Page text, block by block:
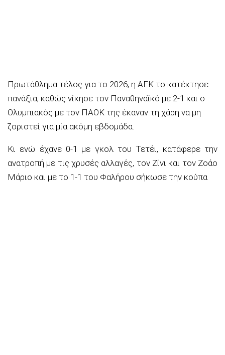
Πρωτάθλημα τέλος για το 2026, η ΑΕΚ το κατέκτησε
πανάξια, καθώς νίκησε τον Παναθηναϊκό με 2-1 και ο
Ολυμπιακός με τον ΠΑΟΚ της έκαναν τη χάρη να μη
ζοριστεί για μία ακόμη εβδομάδα.
Κι ενώ έχανε 0-1 με γκολ του Τετέι, κατάφερε την
ανατροπή με τις χρυσές αλλαγές, τον Ζίνι και τον Ζοάο
Μάριο και με το 1-1 του Φαλήρου σήκωσε την κούπα